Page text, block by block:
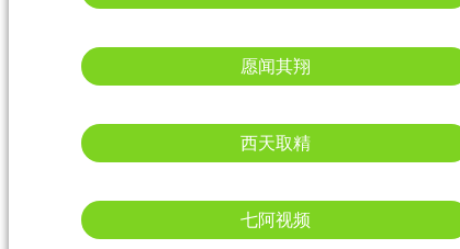
愿闻其翔
西天取精
七阿视频